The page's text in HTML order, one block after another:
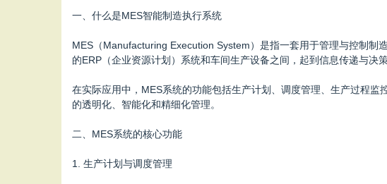
一、什么是MES智能制造执行系统
MES（Manufacturing Execution System）是指一套用于管理与控制制
的ERP（企业资源计划）系统和车间生产设备之间，起到信息传递与决策
在实际应用中，MES系统的功能包括生产计划、调度管理、生产过程
的透明化、智能化和精细化管理。
二、MES系统的核心功能
1. 生产计划与调度管理